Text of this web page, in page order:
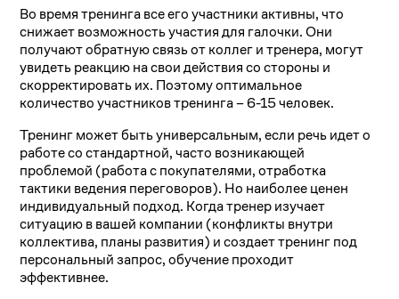
Во время тренинга все его участники активны, что
снижает возможность участия для галочки. Они
получают обратную связь от коллег и тренера, могут
увидеть реакцию на свои действия со стороны и
скорректировать их. Поэтому оптимальное
количество участников тренинга – 6-15 человек.
Тренинг может быть универсальным, если речь идет о
работе со стандартной, часто возникающей
проблемой (работа с покупателями, отработка
тактики ведения переговоров). Но наиболее ценен
индивидуальный подход. Когда тренер изучает
ситуацию в вашей компании (конфликты внутри
коллектива, планы развития) и создает тренинг под
персональный запрос, обучение проходит
эффективнее.